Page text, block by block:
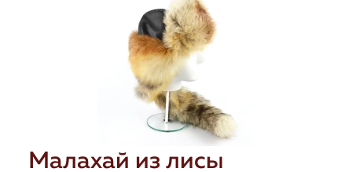
Малахай из лисы